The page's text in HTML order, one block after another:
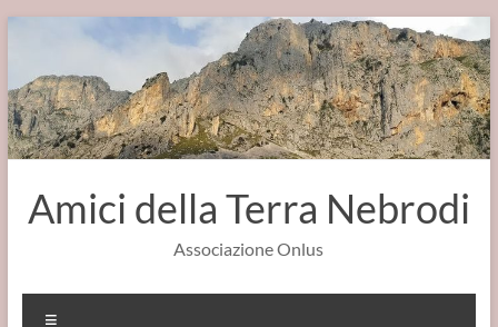
Salta
contenuto
Amici della Terra Nebrodi
Associazione Onlus